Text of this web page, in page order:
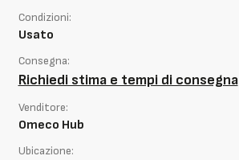
Condizioni:
Usato
Consegna:
Richiedi stima e tempi di consegna
Venditore:
Omeco Hub
Ubicazione: